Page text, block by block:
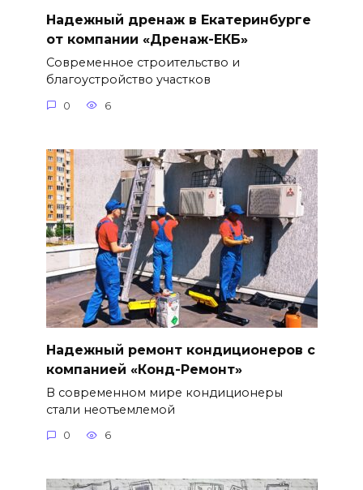
Надежный дренаж в Екатеринбурге
от компании «Дренаж-ЕКБ»
Современное строительство и
благоустройство участков
0 6
Надежный ремонт кондиционеров с
компанией «Конд-Ремонт»
В современном мире кондиционеры
стали неотъемлемой
0 6